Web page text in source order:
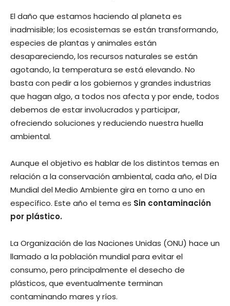
El daño que estamos haciendo al planeta es
inadmisible; los ecosistemas se están transformando,
especies de plantas y animales están
desapareciendo, los recursos naturales se están
agotando, la temperatura se está elevando. No
basta con pedir a los gobiernos y grandes industrias
que hagan algo, a todos nos afecta y por ende, todos
debemos de estar involucrados y participar,
ofreciendo soluciones y reduciendo nuestra huella
ambiental.
Aunque el objetivo es hablar de los distintos temas en
relación a la conservación ambiental, cada año, el Día
Mundial del Medio Ambiente gira en torno a uno en
específico. Este año el tema es Sin contaminación
por plástico.
La Organización de las Naciones Unidas (ONU) hace un
llamado a la población mundial para evitar el
consumo, pero principalmente el desecho de
plásticos, que eventualmente terminan
contaminando mares y ríos.